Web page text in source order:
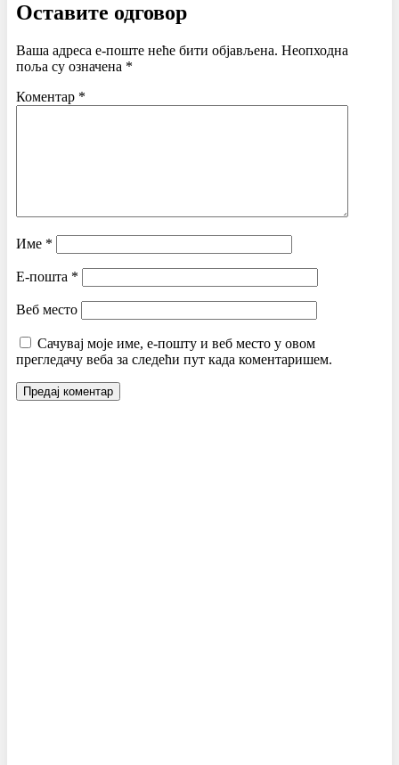
Оставите одговор
Ваша адреса е-поште неће бити објављена. Неопходна
поља су означена *
Коментар *
Име *
Е-пошта *
Веб место
Сачувај моје име, е-пошту и веб место у овом
прегледачу веба за следећи пут када коментаришем.